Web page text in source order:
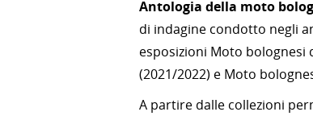
Antologia della moto
di indagine condotto negli
esposizioni Moto bolognesi
(2021/2022) e Moto
A partire dalle collezioni